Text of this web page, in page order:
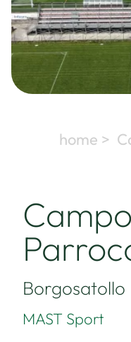
home >
Campo
Borgosatollo
MAST Sport